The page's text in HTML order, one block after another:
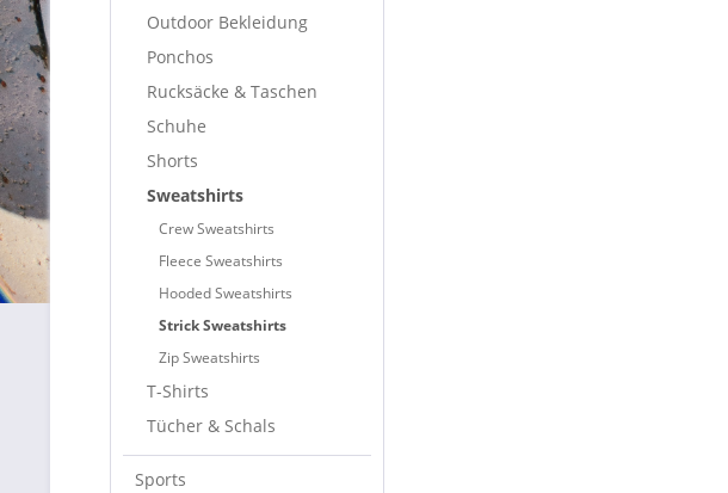
Outdoor Bekleidung
Ponchos
Rucksäcke & Taschen
Schuhe
Shorts
Sweatshirts
Crew Sweatshirts
Fleece Sweatshirts
Hooded Sweatshirts
Strick Sweatshirts
Zip Sweatshirts
T-Shirts
Tücher & Schals
Sports